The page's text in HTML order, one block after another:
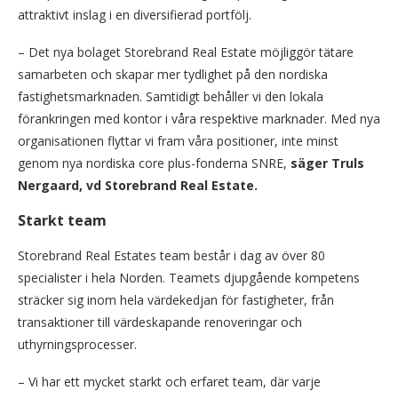
attraktivt inslag i en diversifierad portfölj.
– Det nya bolaget Storebrand Real Estate möjliggör tätare
samarbeten och skapar mer tydlighet på den nordiska
fastighetsmarknaden. Samtidigt behåller vi den lokala
förankringen med kontor i våra respektive marknader. Med nya
organisationen flyttar vi fram våra positioner, inte minst
genom nya nordiska core plus-fonderna SNRE, säger Truls
Nergaard, vd Storebrand Real Estate.
Starkt team
Storebrand Real Estates team består i dag av över 80
specialister i hela Norden. Teamets djupgående kompetens
sträcker sig inom hela värdekedjan för fastigheter, från
transaktioner till värdeskapande renoveringar och
uthyrningsprocesser.
– Vi har ett mycket starkt och erfaret team, där varje